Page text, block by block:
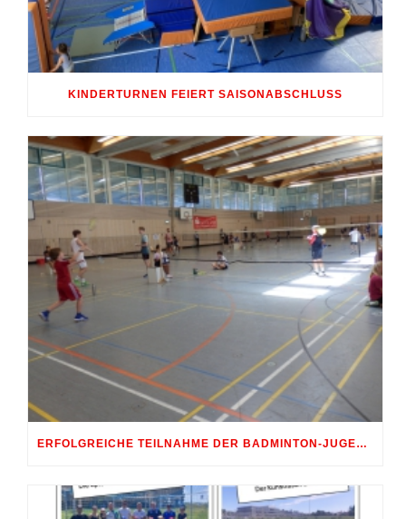
KINDERTURNEN FEIERT SAISONABSCHLUSS
ERFOLGREICHE TEILNAHME DER BADMINTON-JUGEND AM 10. SHUTTLE-CUP 2026 IN ERDWEG